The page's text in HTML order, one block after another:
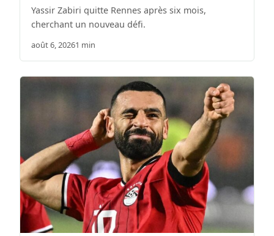
Yassir Zabiri quitte Rennes après six mois,
cherchant un nouveau défi.
août 6, 20261 min